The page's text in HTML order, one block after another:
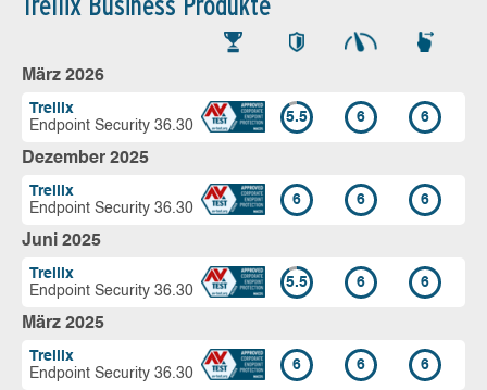
März 2026
Trellix
Endpoint Security 36.30
5.5 6 6
Dezember 2025
Trellix
Endpoint Security 36.30
6 6 6
Juni 2025
Trellix
Endpoint Security 36.30
5.5 6 6
März 2025
Trellix
Endpoint Security 36.30
6 6 6